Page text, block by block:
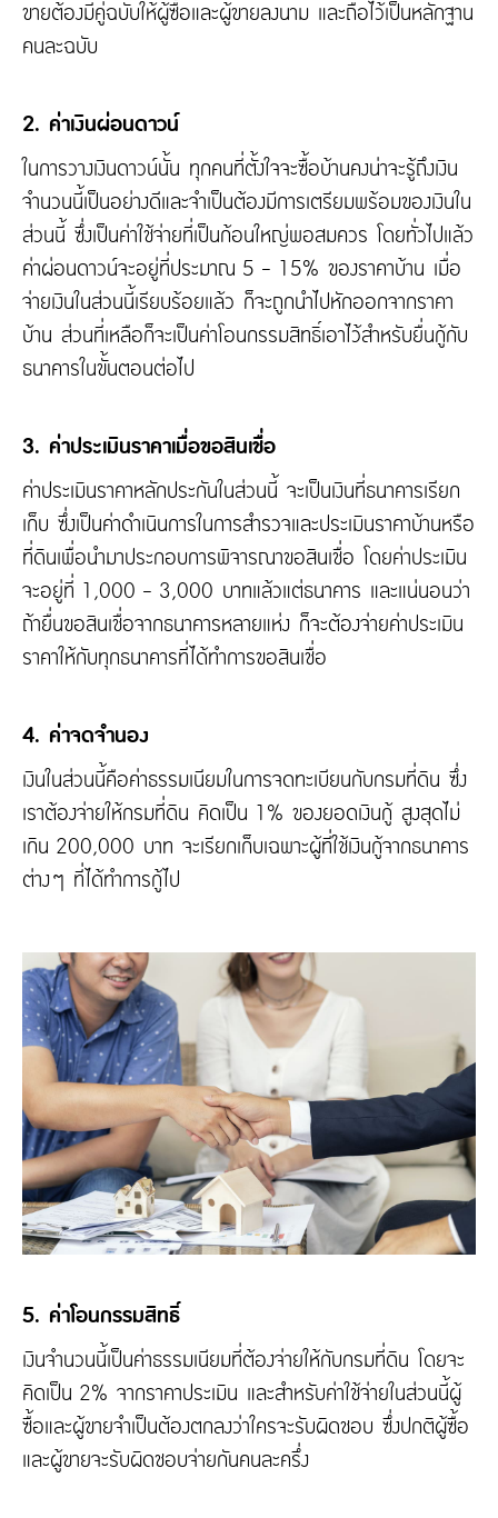
ขายต้องมีคู่ฉบับให้ผู้ซื้อและผู้ขายลงนาม และถือไว้เป็นหลักฐาน
คนละฉบับ
2. ค่าเงินผ่อนดาวน์
ในการวางเงินดาวน์นั้น ทุกคนที่ตั้งใจจะซื้อบ้านคงน่าจะรู้ถึงเงิน
จำนวนนี้เป็นอย่างดีและจำเป็นต้องมีการเตรียมพร้อมของเงินใน
ส่วนนี้ ซึ่งเป็นค่าใช้จ่ายที่เป็นก้อนใหญ่พอสมควร โดยทั่วไปแล้ว
ค่าผ่อนดาวน์จะอยู่ที่ประมาณ 5 - 15% ของราคาบ้าน เมื่อ
จ่ายเงินในส่วนนี้เรียบร้อยแล้ว ก็จะถูกนำไปหักออกจากราคา
บ้าน ส่วนที่เหลือก็จะเป็นค่าโอนกรรมสิทธิ์เอาไว้สำหรับยื่นกู้กับ
ธนาคารในขั้นตอนต่อไป
3. ค่าประเมินราคาเมื่อขอสินเชื่อ
ค่าประเมินราคาหลักประกันในส่วนนี้ จะเป็นเงินที่ธนาคารเรียก
เก็บ ซึ่งเป็นค่าดำเนินการในการสำรวจและประเมินราคาบ้านหรือ
ที่ดินเพื่อนำมาประกอบการพิจารณาขอสินเชื่อ โดยค่าประเมิน
จะอยู่ที่ 1,000 - 3,000 บาทแล้วแต่ธนาคาร และแน่นอนว่า
ถ้ายื่นขอสินเชื่อจากธนาคารหลายแห่ง ก็จะต้องจ่ายค่าประเมิน
ราคาให้กับทุกธนาคารที่ได้ทำการขอสินเชื่อ
4. ค่าจดจำนอง
เงินในส่วนนี้คือค่าธรรมเนียมในการจดทะเบียนกับกรมที่ดิน ซึ่ง
เราต้องจ่ายให้กรมที่ดิน คิดเป็น 1% ของยอดเงินกู้ สูงสุดไม่
เกิน 200,000 บาท จะเรียกเก็บเฉพาะผู้ที่ใช้เงินกู้จากธนาคาร
ต่างๆ ที่ได้ทำการกู้ไป
5. ค่าโอนกรรมสิทธิ์
เงินจำนวนนี้เป็นค่าธรรมเนียมที่ต้องจ่ายให้กับกรมที่ดิน โดยจะ
คิดเป็น 2% จากราคาประเมิน และสำหรับค่าใช้จ่ายในส่วนนี้ผู้
ซื้อและผู้ขายจำเป็นต้องตกลงว่าใครจะรับผิดชอบ ซึ่งปกติผู้ซื้อ
และผู้ขายจะรับผิดชอบจ่ายกันคนละครึ่ง